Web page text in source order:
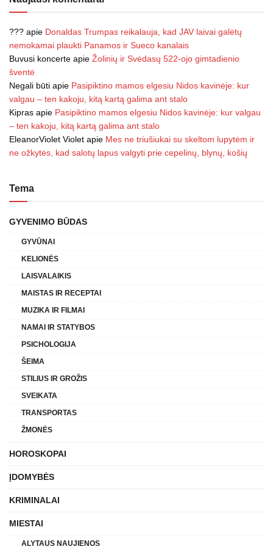
??? apie Donaldas Trumpas reikalauja, kad JAV laivai galėtų
nemokamai plaukti Panamos ir Sueco kanalais
Buvusi koncerte apie Žolinių ir Svėdasų 522-ojo gimtadienio
šventė
Negali būti apie Pasipiktino mamos elgesiu Nidos kavinėje: kur
valgau – ten kakoju, kitą kartą galima ant stalo
Kipras apie Pasipiktino mamos elgesiu Nidos kavinėje: kur valgau
– ten kakoju, kitą kartą galima ant stalo
EleanorViolet Violet apie Mes ne triušiukai su skeltom lupytėm ir
ne ožkytės, kad salotų lapus valgyti prie cepelinų, blynų, košių
Tema
GYVENIMO BŪDAS
GYVŪNAI
KELIONĖS
LAISVALAIKIS
MAISTAS IR RECEPTAI
MUZIKA IR FILMAI
NAMAI IR STATYBOS
PSICHOLOGIJA
ŠEIMA
STILIUS IR GROŽIS
SVEIKATA
TRANSPORTAS
ŽMONĖS
HOROSKOPAI
ĮDOMYBĖS
KRIMINALAI
MIESTAI
ALYTAUS NAUJIENOS